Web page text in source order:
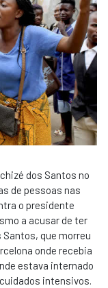
dos Santos no
de pessoas nas
o presidente
a acusar de ter
Santos, que morreu
onde recebia
estava internado
intensivos.